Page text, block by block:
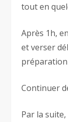
tout en
Après 1h,
et verser
Continuer
Par la